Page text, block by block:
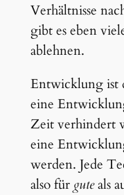
Verhältnisse
gibt es eben
ablehnen.
Entwicklung ist
eine
Zeit verhindert
eine
werden. Jede
also für guteals